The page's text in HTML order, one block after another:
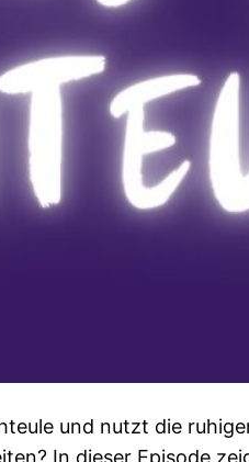
und nutzt die
In dieser Episode